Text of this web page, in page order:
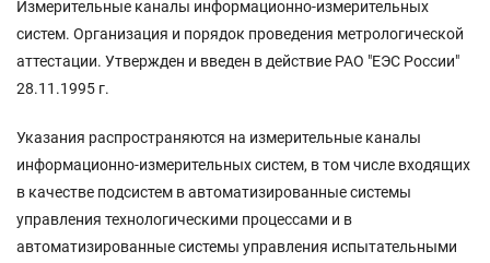
Измерительные каналы информационно-измерительных
систем. Организация и порядок проведения метрологической
аттестации. Утвержден и введен в действие РАО "ЕЭС России"
28.11.1995 г.
Указания распространяются на измерительные каналы
информационно-измерительных систем, в том числе входящих
в качестве подсистем в автоматизированные системы
управления технологическими процессами и в
автоматизированные системы управления испытательными